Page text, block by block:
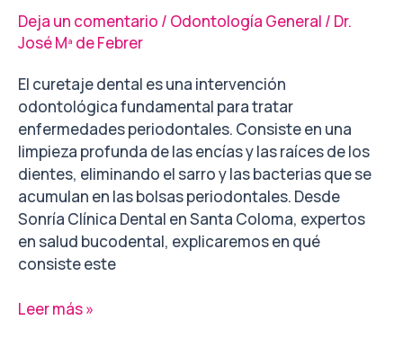
Deja un comentario / Odontología General / Dr.
José Mª de Febrer
El curetaje dental es una intervención
odontológica fundamental para tratar
enfermedades periodontales. Consiste en una
limpieza profunda de las encías y las raíces de los
dientes, eliminando el sarro y las bacterias que se
acumulan en las bolsas periodontales. Desde
Sonría Clínica Dental en Santa Coloma, expertos
en salud bucodental, explicaremos en qué
consiste este
Leer más »